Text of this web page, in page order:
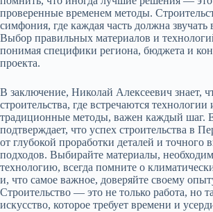
проверенные временем методы.
симфония, где каждая часть должна звучать
Выбор правильных материалов и
понимая специфики региона, бюджета и
проекта.
В заключение, Николай Алексеевич знает,
строительства, где встречаются технологии
традиционные методы, важен каждый шаг.
подтверждает, что успех строительства в
от глубокой проработки деталей и точного
подходов. Выбирайте материалы,
технологию, всегда помните о
и, что самое важное, доверяйте своему
Строительство — это не только работа, но
искусство, которое требует времени и